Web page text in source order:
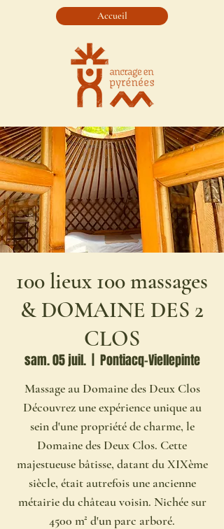
Accueil
100 lieux 100 massages
& DOMAINE DES 2
CLOS
sam. 05 juil.
  |
Pontiacq-Viellepinte
Massage au Domaine des Deux Clos
Découvrez une expérience unique au
sein d'une propriété de charme, le
Domaine des Deux Clos. Cette
majestueuse bâtisse, datant du XIXème
siècle, était autrefois une ancienne
métairie du château voisin. Nichée sur
4500 m² d'un parc arboré.